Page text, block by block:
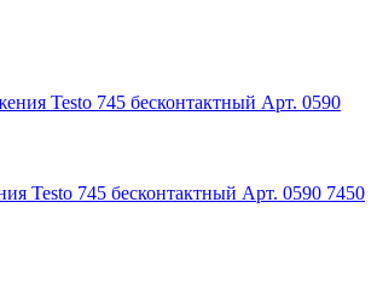
Testo 745 бесконтактный Арт. 0590 7450